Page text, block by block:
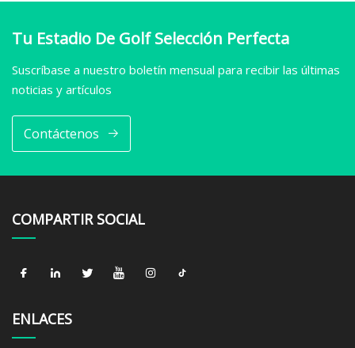
Tu Estadio De Golf Selección Perfecta
Suscríbase a nuestro boletín mensual para recibir las últimas
noticias y artículos
Contáctenos
COMPARTIR SOCIAL
ENLACES